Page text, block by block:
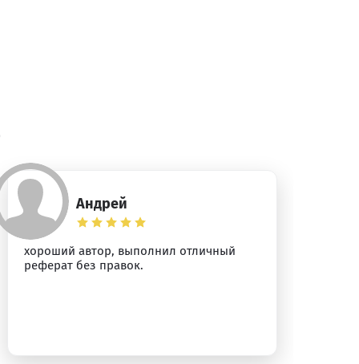
Андрей
хороший автор, выполнил отличный
реферат без правок.